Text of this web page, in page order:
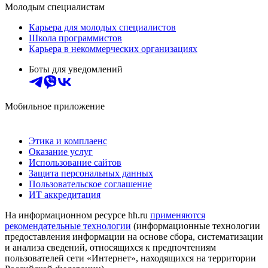
Молодым специалистам
Карьера для молодых специалистов
Школа программистов
Карьера в некоммерческих организациях
Боты для уведомлений
Мобильное приложение
Этика и комплаенс
Оказание услуг
Использование сайтов
Защита персональных данных
Пользовательское соглашение
ИТ аккредитация
На информационном ресурсе hh.ru применяются
рекомендательные технологии (информационные технологии
предоставления информации на основе сбора, систематизации
и анализа сведений, относящихся к предпочтениям
пользователей сети «Интернет», находящихся на территории